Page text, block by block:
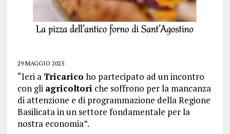
29 MAGGIO 2025
“Ieri a Tricarico ho partecipato ad un incontro
con gli agricoltori che soffrono per la mancanza
di attenzione e di programmazione della Regione
Basilicata in un settore fondamentale per la
nostra economia”.